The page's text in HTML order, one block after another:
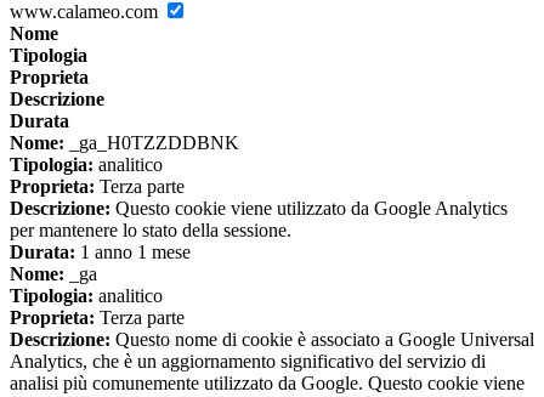
www.calameo.com
Nome
Tipologia
Proprieta
Descrizione
Durata
Nome: _ga_H0TZZDDBNK
Tipologia: analitico
Proprieta: Terza parte
Descrizione: Questo cookie viene utilizzato da Google Analytics
per mantenere lo stato della sessione.
Durata: 1 anno 1 mese
Nome: _ga
Tipologia: analitico
Proprieta: Terza parte
Descrizione: Questo nome di cookie è associato a Google Universal
Analytics, che è un aggiornamento significativo del servizio di
analisi più comunemente utilizzato da Google. Questo cookie viene